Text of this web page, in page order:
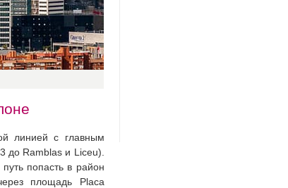
линией с главным
до Ramblas и Liceu).
попасть в район
площадь Placa